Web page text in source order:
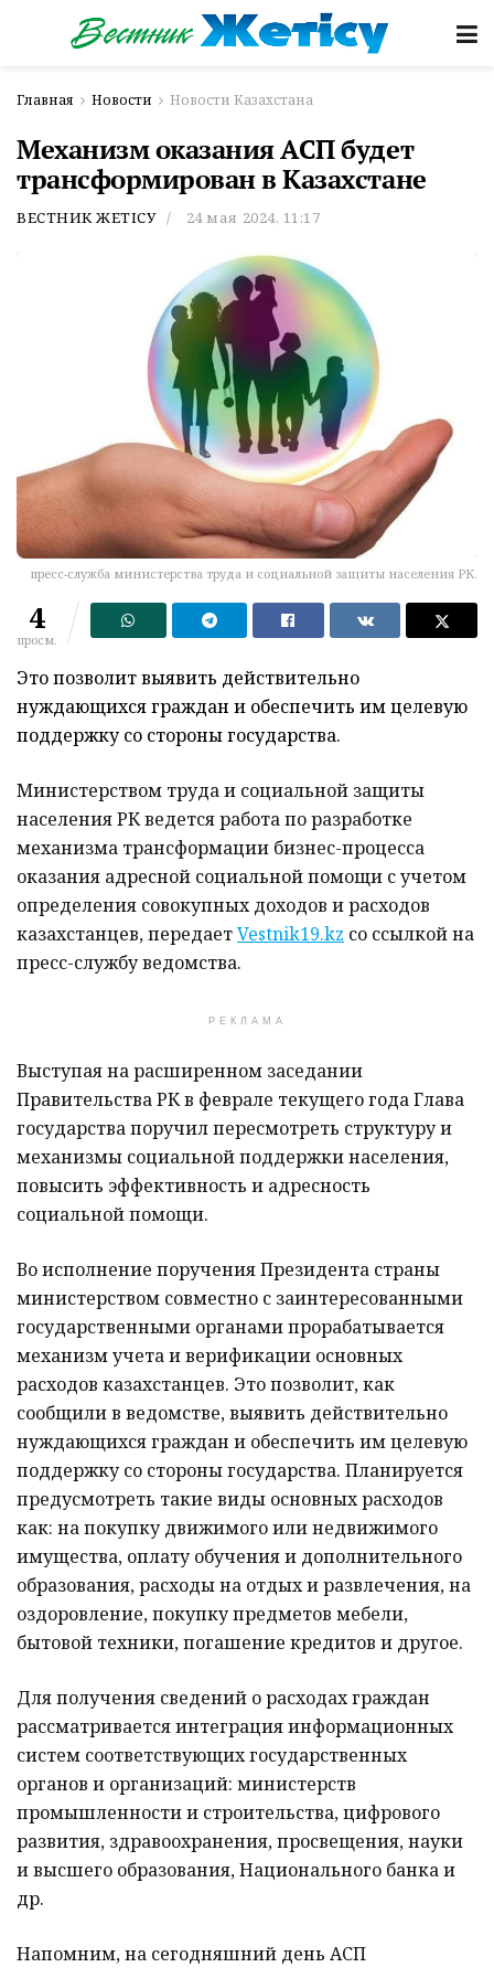
Главная Новости Новости Казахстана
Механизм оказания АСП будет
трансформирован в Казахстане
ВЕСТНИК ЖЕТІСУ 24 мая 2024, 11:17
пресс-служба министерства труда и социальной защиты населения РК.
4
просм.
Это позволит выявить действительно
нуждающихся граждан и обеспечить им целевую
поддержку со стороны государства.
Министерством труда и социальной защиты
населения РК ведется работа по разработке
механизма трансформации бизнес-процесса
оказания адресной социальной помощи с учетом
определения совокупных доходов и расходов
казахстанцев, передаетVestnik19.kz со ссылкой на
пресс-службу ведомства.
РЕКЛАМА
Выступая на расширенном заседании
Правительства РК в феврале текущего года Глава
государства поручил пересмотреть структуру и
механизмы социальной поддержки населения,
повысить эффективность и адресность
социальной помощи.
Во исполнение поручения Президента страны
министерством совместно с заинтересованными
государственными органами прорабатывается
механизм учета и верификации основных
расходов казахстанцев. Это позволит, как
сообщили в ведомстве, выявить действительно
нуждающихся граждан и обеспечить им целевую
поддержку со стороны государства. Планируется
предусмотреть такие виды основных расходов
как: на покупку движимого или недвижимого
имущества, оплату обучения и дополнительного
образования, расходы на отдых и развлечения, на
оздоровление, покупку предметов мебели,
бытовой техники, погашение кредитов и другое.
Для получения сведений о расходах граждан
рассматривается интеграция информационных
систем соответствующих государственных
органов и организаций: министерств
промышленности и строительства, цифрового
развития, здравоохранения, просвещения, науки
и высшего образования, Национального банка и
др.
Напомним, на сегодняшний день АСП